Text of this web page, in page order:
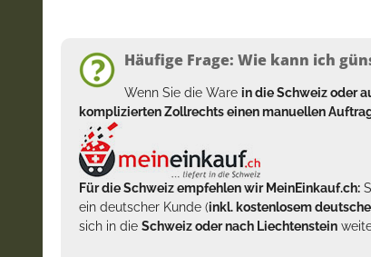
Häufige Frage: Wie kann ich
Wenn Sie die Ware in die Schweiz oder
komplizierten Zollrechts einen manuellen
Für die Schweiz empfehlen wir MeinEinkauf.ch:
ein deutscher Kunde (inkl. kostenlosem
sich in die Schweiz oder nach Liechtenstein